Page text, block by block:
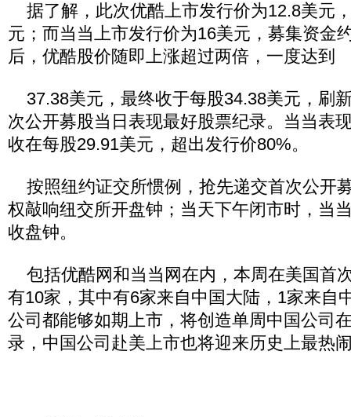
据了解，此次优酷上市发行价为12.8美元
元；而当当上市发行价为16美元，募集资金
后，优酷股价随即上涨超过两倍，一度达到
37.38美元，最终收于每股34.38美元，刷
次公开募股当日表现最好股票纪录。当当表
收在每股29.91美元，超出发行价80%。
按照纽约证交所惯例，抢先递交首次公开
权敲响纽交所开盘钟；当天下午闭市时，当
收盘钟。
包括优酷网和当当网在内，本周在美国首
有10家，其中有6家来自中国大陆，1家来自
公司都能够如期上市，将创造单周中国公司
录，中国公司赴美上市也将迎来历史上最热